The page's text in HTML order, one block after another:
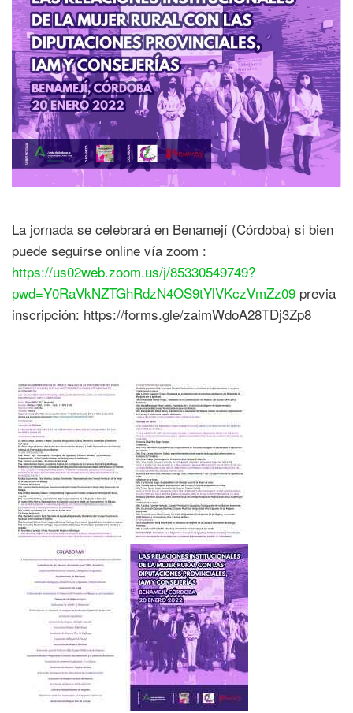
La jornada se celebrará en Benamejí (Córdoba) si bien
puede seguirse online vía zoom :
https://us02web.zoom.us/j/85330549749?
pwd=Y0RaVkNZTGhRdzN4OS9tYlVKczVmZz09 previa
inscripción: https://forms.gle/zaimWdoA28TDj3Zp8